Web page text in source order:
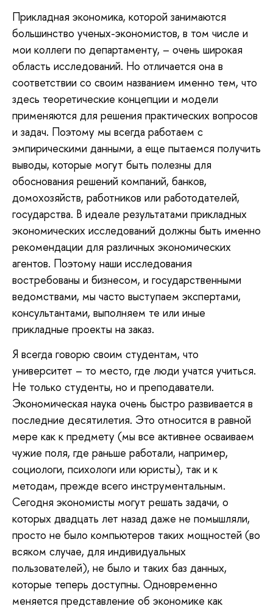
Прикладная экономика, которой занимаются
большинство ученых-экономистов, в том числе и
мои коллеги по департаменту, – очень широкая
область исследований. Но отличается она в
соответствии со своим названием именно тем, что
здесь теоретические концепции и модели
применяются для решения практических вопросов
и задач. Поэтому мы всегда работаем с
эмпирическими данными, а еще пытаемся получить
выводы, которые могут быть полезны для
обоснования решений компаний, банков,
домохозяйств, работников или работодателей,
государства. В идеале результатами прикладных
экономических исследований должны быть именно
рекомендации для различных экономических
агентов. Поэтому наши исследования
востребованы и бизнесом, и государственными
ведомствами, мы часто выступаем экспертами,
консультантами, выполняем те или иные
прикладные проекты на заказ.
Я всегда говорю своим студентам, что
университет – то место, где люди учатся учиться.
Не только студенты, но и преподаватели.
Экономическая наука очень быстро развивается в
последние десятилетия. Это относится в равной
мере как к предмету (мы все активнее осваиваем
чужие поля, где раньше работали, например,
социологи, психологи или юристы), так и к
методам, прежде всего инструментальным.
Сегодня экономисты могут решать задачи, о
которых двадцать лет назад даже не помышляли,
просто не было компьютеров таких мощностей (во
всяком случае, для индивидуальных
пользователей), не было и таких баз данных,
которые теперь доступны. Одновременно
меняется представление об экономике как